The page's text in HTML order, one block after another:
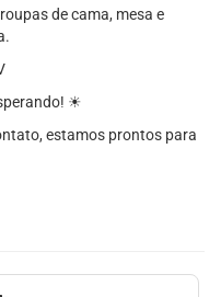
de cama, mesa e
☀
estamos prontos para